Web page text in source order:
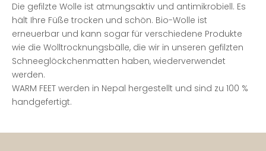
Die gefilzte Wolle ist atmungsaktiv und antimikrobiell. Es
hält Ihre Füße trocken und schön. Bio-Wolle ist
erneuerbar und kann sogar für verschiedene Produkte
wie die Wolltrocknungsbälle, die wir in unseren gefilzten
Schneeglöckchenmatten haben, wiederverwendet
werden.
WARM FEET werden in Nepal hergestellt und sind zu 100 %
handgefertigt.